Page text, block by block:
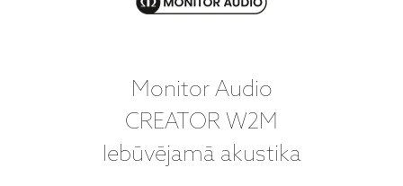
Monitor Audio
CREATOR W2M
Iebūvējamā akustika